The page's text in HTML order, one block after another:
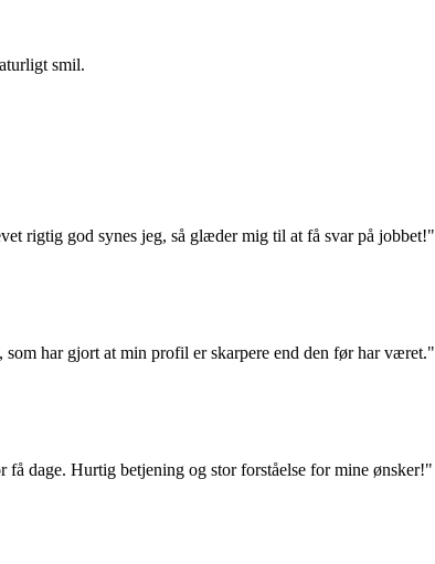
smil.
rigtig god synes jeg, så glæder mig til at få svar på jobbet!"
har gjort at min profil er skarpere end den før har været."
dage. Hurtig betjening og stor forståelse for mine ønsker!"